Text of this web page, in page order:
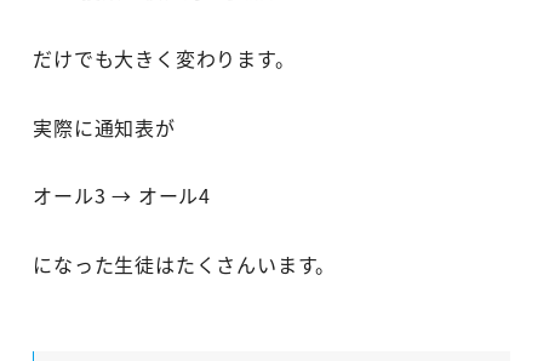
だけでも大きく変わります。
実際に通知表が
オール3 → オール4
になった生徒はたくさんいます。